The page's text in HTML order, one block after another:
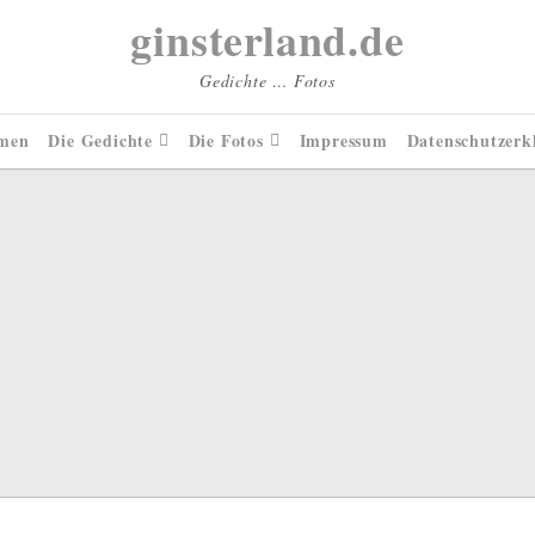
ginsterland.de
Gedichte … Fotos
Die Gedichte Die Fotos Impressum